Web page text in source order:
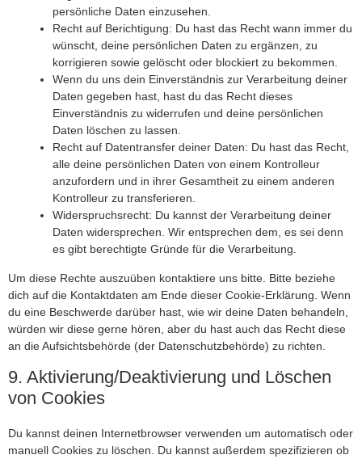
persönliche Daten einzusehen.
Recht auf Berichtigung: Du hast das Recht wann immer du
wünscht, deine persönlichen Daten zu ergänzen, zu
korrigieren sowie gelöscht oder blockiert zu bekommen.
Wenn du uns dein Einverständnis zur Verarbeitung deiner
Daten gegeben hast, hast du das Recht dieses
Einverständnis zu widerrufen und deine persönlichen
Daten löschen zu lassen.
Recht auf Datentransfer deiner Daten: Du hast das Recht,
alle deine persönlichen Daten von einem Kontrolleur
anzufordern und in ihrer Gesamtheit zu einem anderen
Kontrolleur zu transferieren.
Widerspruchsrecht: Du kannst der Verarbeitung deiner
Daten widersprechen. Wir entsprechen dem, es sei denn
es gibt berechtigte Gründe für die Verarbeitung.
Um diese Rechte auszuüben kontaktiere uns bitte. Bitte beziehe
dich auf die Kontaktdaten am Ende dieser Cookie-Erklärung. Wenn
du eine Beschwerde darüber hast, wie wir deine Daten behandeln,
würden wir diese gerne hören, aber du hast auch das Recht diese
an die Aufsichtsbehörde (der Datenschutzbehörde) zu richten.
9. Aktivierung/Deaktivierung und Löschen
von Cookies
Du kannst deinen Internetbrowser verwenden um automatisch oder
manuell Cookies zu löschen. Du kannst außerdem spezifizieren ob